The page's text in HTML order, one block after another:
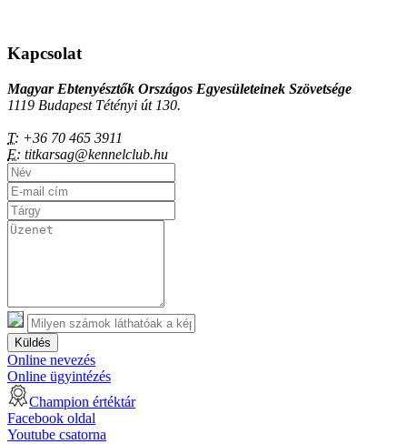
Kapcsolat
Magyar Ebtenyésztők Országos Egyesületeinek Szövetsége
1119 Budapest Tétényi út 130.
T: +36 70 465 3911
E: titkarsag@kennelclub.hu
Küldés
Online nevezés
Online ügyintézés
Champion értéktár
Facebook oldal
Youtube csatorna